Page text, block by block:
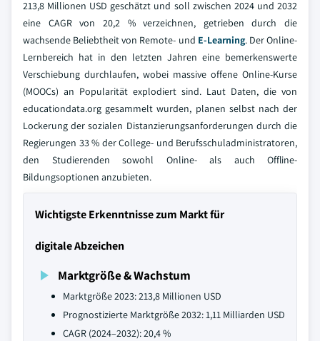
213,8 Millionen USD geschätzt und soll zwischen 2024 und 2032
eine CAGR von 20,2 % verzeichnen, getrieben durch die
wachsende Beliebtheit von Remote- und E-Learning. Der Online-
Lernbereich hat in den letzten Jahren eine bemerkenswerte
Verschiebung durchlaufen, wobei massive offene Online-Kurse
(MOOCs) an Popularität explodiert sind. Laut Daten, die von
educationdata.org gesammelt wurden, planen selbst nach der
Lockerung der sozialen Distanzierungsanforderungen durch die
Regierungen 33 % der College- und Berufsschuladministratoren,
den Studierenden sowohl Online- als auch Offline-
Bildungsoptionen anzubieten.
Wichtigste Erkenntnisse zum Markt für
digitale Abzeichen
Marktgröße & Wachstum
Marktgröße 2023: 213,8 Millionen USD
Prognostizierte Marktgröße 2032: 1,11 Milliarden USD
CAGR (2024–2032): 20,4 %